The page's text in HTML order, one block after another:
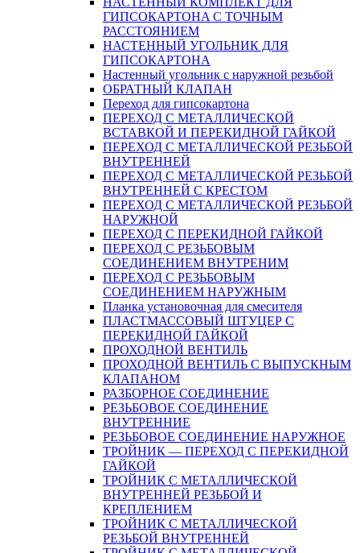
ГИПСОКАРТОНA С ТОЧНЫМ
РАССТОЯНИЕМ
НАСТЕННЫЙ УГОЛЬНИК ДЛЯ
ГИПСОКАРТОНА
Настенный угольник с наружной резьбой
ОБРАТНЫЙ КЛАПАН
Переход для гипсокартона
ПЕРЕХОД С МЕТАЛЛИЧЕСКОЙ
ВСТАВКОЙ И ПЕРЕКИДНОЙ ГАЙКОЙ
ПЕРЕХОД С МЕТАЛЛИЧЕСКОЙ РЕЗЬБОЙ
ВНУТРЕННЕЙ
ПЕРЕХОД С МЕТАЛЛИЧЕСКОЙ РЕЗЬБОЙ
ВНУТРЕННЕЙ С КРЕСТОМ
ПЕРЕХОД С МЕТАЛЛИЧЕСКОЙ РЕЗЬБОЙ
НАРУЖНОЙ
ПЕРЕХОД С ПЕРЕКИДНОЙ ГАЙКОЙ
ПЕРЕХОД С РЕЗЬБОВЫМ
СОЕДИНЕНИЕМ ВНУТРЕНИМ
ПЕРЕХОД С РЕЗЬБОВЫМ
СОЕДИНЕНИЕМ НАРУЖНЫМ
Планка установочная для смесителя
ПЛАСТМАССОВЫЙ ШТУЦЕР С
ПЕРЕКИДНОЙ ГАЙКОЙ
ПРОХОДНОЙ ВЕНТИЛЬ
ПРОХОДНОЙ ВЕНТИЛЬ С ВЫПУСКНЫМ
КЛАПАНОМ
РАЗБОРНОЕ СОЕДИНЕНИЕ
РЕЗЬБОВОЕ СОЕДИНЕНИЕ
ВНУТРЕННИЕ
РЕЗЬБОВОЕ СОЕДИНЕНИЕ НАРУЖНОЕ
ТРОЙНИК — ПЕРЕХОД С ПЕРЕКИДНОЙ
ГАЙКОЙ
ТРОЙНИК С МЕТАЛЛИЧЕСКОЙ
ВНУТРЕННЕЙ РЕЗЬБОЙ И
КРЕПЛЕНИЕМ
ТРОЙНИК С МЕТАЛЛИЧЕСКОЙ
РЕЗЬБОЙ ВНУТРЕННЕЙ